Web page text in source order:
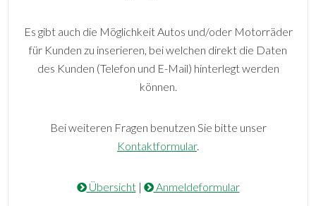
Es gibt auch die Möglichkeit Autos und/oder Motorräder
für Kunden zu inserieren, bei welchen direkt die Daten
des Kunden (Telefon und E-Mail) hinterlegt werden
können.
Bei weiteren Fragen benutzen Sie bitte unser
Kontaktformular.
Übersicht| Anmeldeformular